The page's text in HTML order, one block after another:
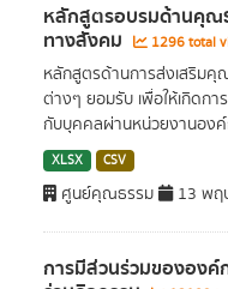
หลักสูตรอบรมด้านคุณ
ทางสังคม 1296 total
หลักสูตรด้านการส่งเสริมคุ
ต่างๆ ยอมรับ เพื่อให้เกิดก
กับบุคคลผ่านหน่วยงานองค์
XLSX CSV
ศูนย์คุณธรรม 13 พฤ
การมีส่วนร่วมขององค์